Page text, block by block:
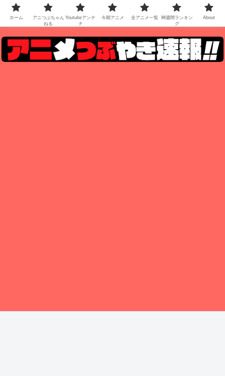
ホーム
アニつぶちゃん
ねる
Youtubeアンテ
ナ
今期アニメ 全アニメ一覧
🆕週間ランキン
グ
About